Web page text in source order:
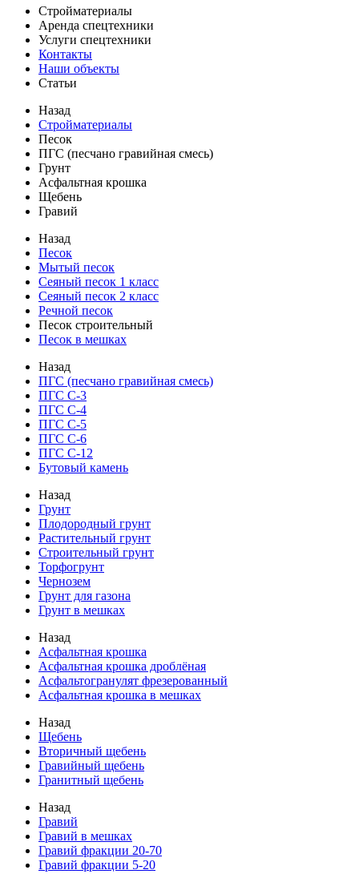
Стройматериалы
Аренда спецтехники
Услуги спецтехники
Контакты
Наши объекты
Статьи
Назад
Стройматериалы
Песок
ПГС (песчано гравийная смесь)
Грунт
Асфальтная крошка
Щебень
Гравий
Назад
Песок
Мытый песок
Сеяный песок 1 класс
Сеяный песок 2 класс
Речной песок
Песок строительный
Песок в мешках
Назад
ПГС (песчано гравийная смесь)
ПГС С-3
ПГС С-4
ПГС С-5
ПГС С-6
ПГС С-12
Бутовый камень
Назад
Грунт
Плодородный грунт
Растительный грунт
Строительный грунт
Торфогрунт
Чернозем
Грунт для газона
Грунт в мешках
Назад
Асфальтная крошка
Асфальтная крошка дроблёная
Асфальтогранулят фрезерованный
Асфальтная крошка в мешках
Назад
Щебень
Вторичный щебень
Гравийный щебень
Гранитный щебень
Назад
Гравий
Гравий в мешках
Гравий фракции 20-70
Гравий фракции 5-20